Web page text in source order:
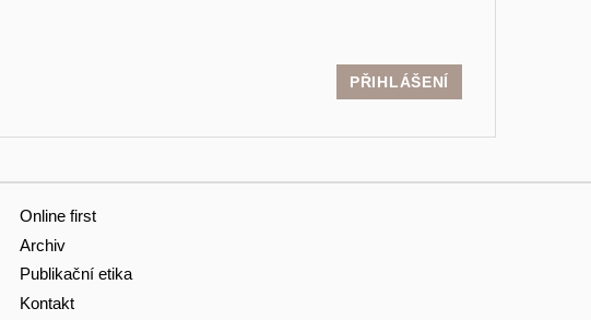
PŘIHLÁŠENÍ
Online first
Archiv
Publikační etika
Kontakt